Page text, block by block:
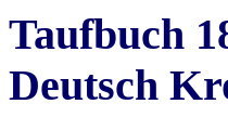
Taufbuch
Deutsch